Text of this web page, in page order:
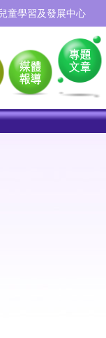
兒童學習及發展中心